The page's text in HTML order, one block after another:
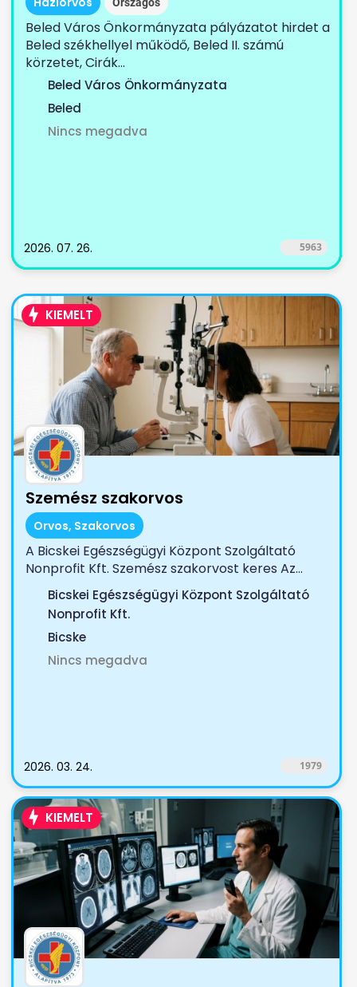
Beled Város Önkormányzata pályázatot hirdet a
Beled székhellyel működő, Beled II. számú
körzetet, Cirák...
Beled Város Önkormányzata
Beled
Nincs megadva
2026. 07. 26. 5963
KIEMELT
Szemész szakorvos
Orvos, Szakorvos
A Bicskei Egészségügyi Központ Szolgáltató
Nonprofit Kft. Szemész szakorvost keres Az...
Bicskei Egészségügyi Központ Szolgáltató
Nonprofit Kft.
Bicske
Nincs megadva
2026. 03. 24. 1979
KIEMELT